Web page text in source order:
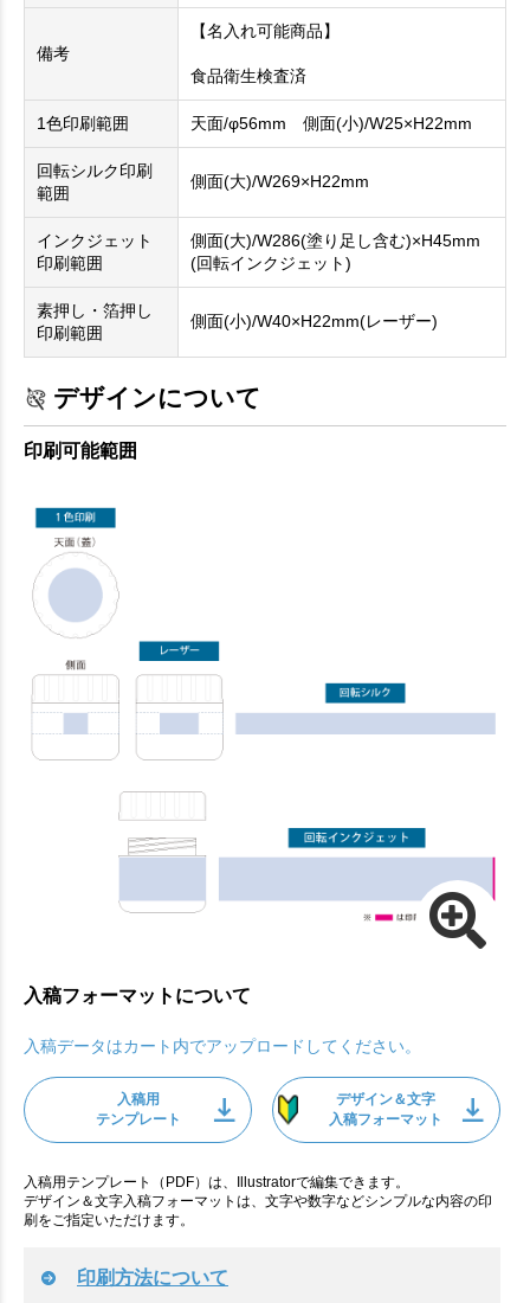
備考
【名入れ可能商品】
食品衛生検査済
1色印刷範囲 天面/φ56mm 側面(小)/W25×H22mm
回転シルク印刷
範囲
側面(大)/W269×H22mm
インクジェット
印刷範囲
側面(大)/W286(塗り足し含む)×H45mm
(回転インクジェット)
素押し・箔押し
印刷範囲
側面(小)/W40×H22mm(レーザー)
デザインについて
印刷可能範囲
入稿フォーマットについて
入稿データはカート内でアップロードしてください。
入稿用
テンプレート
デザイン＆文字
入稿フォーマット
入稿用テンプレート（PDF）は、Illustratorで編集できます。
デザイン＆文字入稿フォーマットは、文字や数字などシンプルな内容の印
刷をご指定いただけます。
印刷方法について